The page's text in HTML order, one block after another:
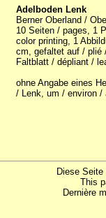
Adelboden Lenk
Berner Oberland /
10 Seiten / pages, 1
color printing, 1
cm, gefaltet auf / plié
Faltblatt / dépliant /
ohne Angabe eines
/ Lenk, um / environ /
Diese
This
Dernière